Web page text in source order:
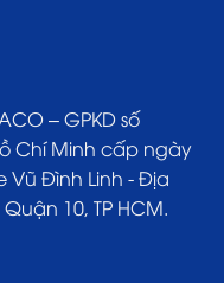
– GPKD số
Chí Minh cấp ngày
Vũ Đình Linh - Địa
10, TP HCM.